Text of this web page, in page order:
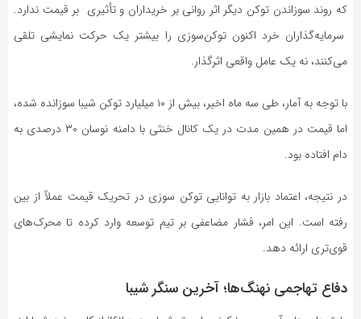
که روند سوزاندن توکن دیگر اثر روانی بر خریداران و تأثیری بر قیمت ندارد.
سرمایه‌گذاران خرد اکنون توکن‌سوزی را بیشتر یک حرکت نمایشی تلقی
می‌کنند، نه یک عامل واقعی اثرگذار.
با توجه به آمار، طی سه ماه اخیر، بیش از ۱۰ میلیارد توکن شیبا سوزانده شده،
اما قیمت در همین مدت در یک کانال خنثی با دامنه نوسان ۳۰ درصدی به
دام افتاده بود.
در نتیجه، اعتماد بازار به توانایی توکن سوزی در تحریک قیمت عملاً از بین
رفته است. این امر، فشار مضاعفی بر تیم توسعه وارد کرده تا محرک‌های
قوی‌تری ارائه دهد.
دفاع تهاجمی نهنگ‌ها؛ آخرین سنگر شیبا